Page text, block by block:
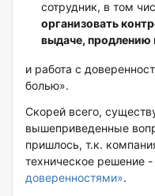
сотрудник, в том
организовать
выдаче, продлению
и работа с
болью».
Скорей всего,
вышеприведенные
пришлось, т.к.
техническое решение -
доверенностями».